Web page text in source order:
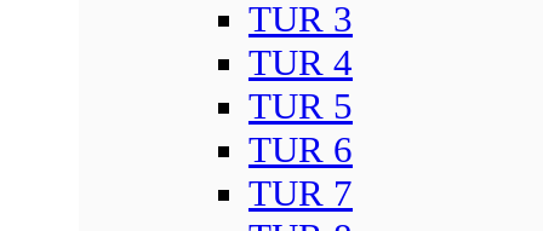
TUR 3
TUR 4
TUR 5
TUR 6
TUR 7